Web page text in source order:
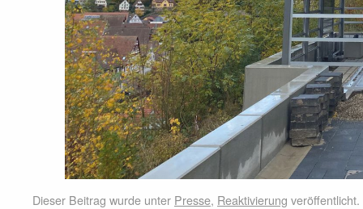
Dieser Beitrag wurde unter Presse, Reaktivierung